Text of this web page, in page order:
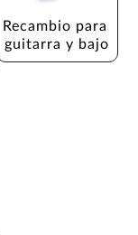
Recambio para
guitarra y bajo